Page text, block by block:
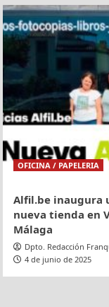
a
Carlos
García
Barroso
como
director
general
para
Benfood
OFICINA / PAPELERIA
Alfil.be inaugura
nueva tienda en
Málaga
Dpto. Redacción
4 de junio de 2025